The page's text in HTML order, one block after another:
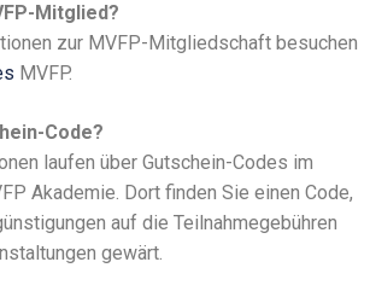
Mitglied?
zur MVFP-Mitgliedschaft besuchen
MVFP.
Code?
laufen über Gutschein-Codes im
Akademie. Dort finden Sie einen Code,
auf die Teilnahmegebühren
gewärt.